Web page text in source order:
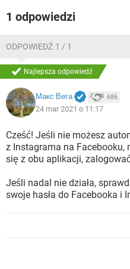
1 odpowiedzi
ODPOWIEDŹ 1 / 1
Najlepsza odpowiedź
Макс Вега 686
24 mar 2021 o 11:17
Cześć! Jeśli nie możesz
z Instagrama na
się z obu aplikacji,
Jeśli nadal nie działa,
swoje hasła do Facebooka i